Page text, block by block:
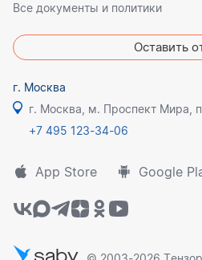
Все документы и политики
Оставить
г. Москва
+7 495 123-34-06
App Store Google